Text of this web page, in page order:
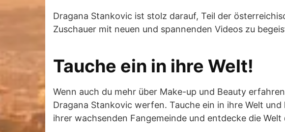
Dragana Stankovic ist stolz darauf, Teil der
Zuschauer mit neuen und spannenden Videos zu
Tauche ein in ihre Welt!
Wenn auch du mehr über Make-up und Beauty
Dragana Stankovic werfen. Tauche ein in ihre Welt
ihrer wachsenden Fangemeinde und entdecke die